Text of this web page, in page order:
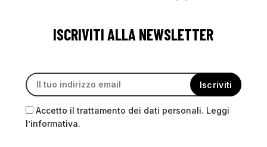
ISCRIVITI ALLA NEWSLETTER
Accetto il trattamento dei dati personali. Leggi
l’informativa.